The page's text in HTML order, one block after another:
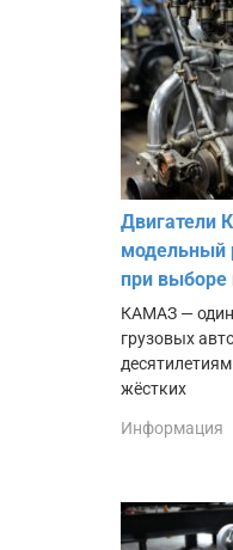
Двигатели
модельный
при выборе
КАМАЗ — один
грузовых
жёстких
Информация